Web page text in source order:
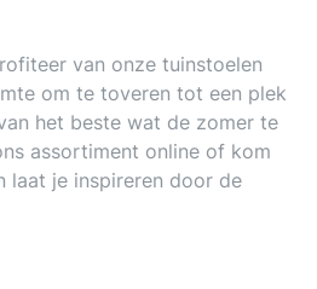
van onze tuinstoelen
om te toveren tot een plek
het beste wat de zomer te
assortiment online of kom
laat je inspireren door de